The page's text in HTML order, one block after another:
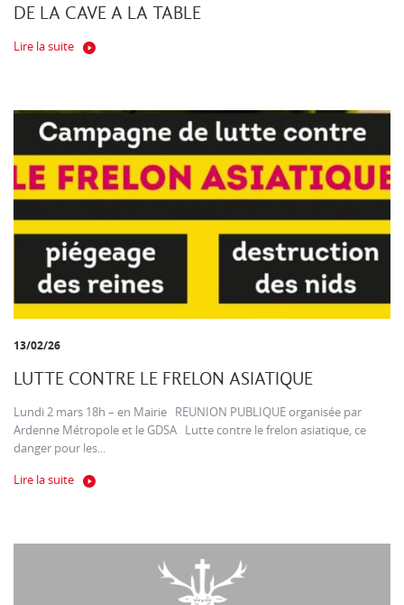
DE LA CAVE A LA TABLE
Lire la suite
13/02/26
LUTTE CONTRE LE FRELON ASIATIQUE
Lundi 2 mars 18h – en Mairie REUNION PUBLIQUE organisée par
Ardenne Métropole et le GDSA Lutte contre le frelon asiatique, ce
danger pour les...
Lire la suite